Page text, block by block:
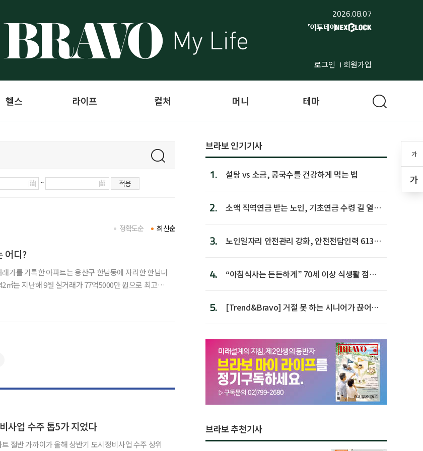
2026.08.07
로그인 회원가입
가
가
헬스 라이프 컬처 머니 테마
~ 적용
최신순
정확도순
어디?
가를 기록한 아파트는 용산구 한남동에 자리한 한남더
㎡는 지난해 9월 실거래가 77억5000만 원으로 최고가
사업 수주 톱5가 지었다
절반 가까이가 올해 상반기 도시정비사업 수주 상위
브라보 인기기사
1. 설탕 vs 소금, 콩국수를 건강하게 먹는 법
2.
소액 직역연금 받는 노인, 기초연금 수령 길 열린
3.
노인일자리 안전관리 강화, 안전전담인력 613명
4.
“아침식사는 든든하게” 70세 이상 식생활 점수
5.
[Trend&Bravo] 거절 못 하는 시니어가 끊어야
브라보 추천기사